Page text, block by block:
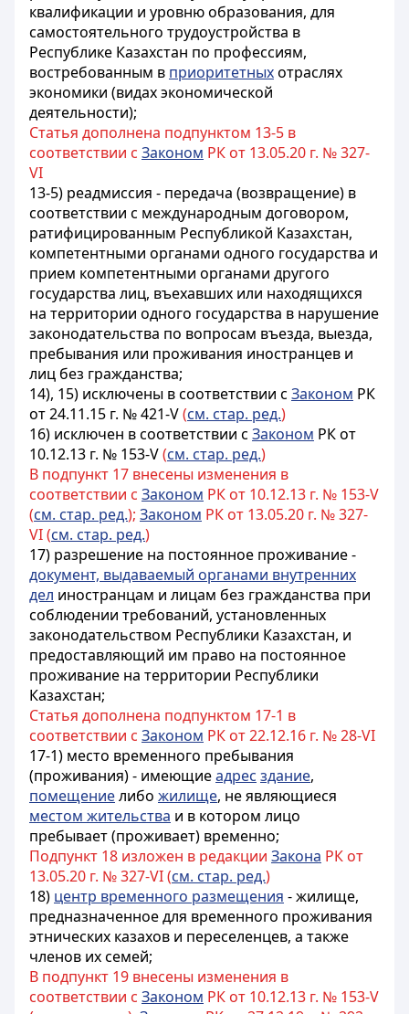
квалификации и уровню образования, для
самостоятельного трудоустройства в
Республике Казахстан по профессиям,
востребованным в приоритетныхотраслях
экономики (видах экономической
деятельности);
Статья дополнена подпунктом 13-5 в
соответствии с Законом РК от 13.05.20 г. № 327-
VI
13-5) реадмиссия - передача (возвращение) в
соответствии с международным договором,
ратифицированным Республикой Казахстан,
компетентными органами одного государства и
прием компетентными органами другого
государства лиц, въехавших или находящихся
на территории одного государства в нарушение
законодательства по вопросам въезда, выезда,
пребывания или проживания иностранцев и
лиц без гражданства;
14), 15) исключены в соответствии с Законом РК
от 24.11.15 г. № 421-V(см. стар. ред.)
16) исключен в соответствии с Законом РК от
10.12.13 г. № 153-V(см. стар. ред.)
В подпункт 17 внесены изменения в
соответствии с Законом РК от 10.12.13 г. № 153-V
(см. стар. ред.); Законом РК от 13.05.20 г. № 327-
VI (см. стар. ред.)
17) разрешение на постоянное проживание -
документ, выдаваемый органами внутренних
дел иностранцам и лицам без гражданства при
соблюдении требований, установленных
законодательством Республики Казахстан, и
предоставляющий им право на постоянное
проживание на территории Республики
Казахстан;
Статья дополнена подпунктом 17-1 в
соответствии с Законом РК от 22.12.16 г. № 28-VI
17-1) место временного пребывания
(проживания) - имеющиеадрес здание,
помещениелибо жилище, не являющиеся
местом жительства и в котором лицо
пребывает (проживает) временно;
Подпункт 18 изложен в редакции Закона РК от
13.05.20 г. № 327-VI (см. стар. ред.)
18) центр временного размещения - жилище,
предназначенное для временного проживания
этнических казахов и переселенцев, а также
членов их семей;
В подпункт 19 внесены изменения в
соответствии с Законом РК от 10.12.13 г. № 153-V